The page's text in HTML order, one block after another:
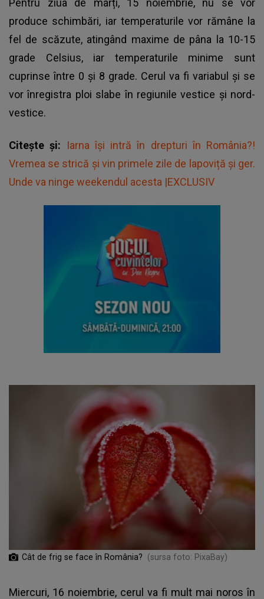
Pentru ziua de marți, 15 noiembrie, nu se vor
produce schimbări, iar temperaturile vor rămâne la
fel de scăzute, atingând maxime de pâna la 10-15
grade Celsius, iar temperaturile minime sunt
cuprinse între 0 și 8 grade. Cerul va fi variabul și se
vor înregistra ploi slabe în regiunile vestice și nord-
vestice.
Citește și:
Iarna își intră în drepturi în România?!
Vremea se strică și vin primele zile de lapoviță și ger.
Unde va ninge weekendul acesta |EXCLUSIV
Cât de frig se face în România? (sursa foto: PixaBay)
Miercuri, 16 noiembrie, cerul va fi mult mai noros în